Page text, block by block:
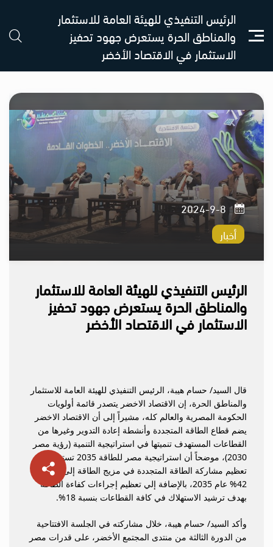
الرئيس التنفيذي للهيئة العامة للاستثمار
والمناطق الحرة يستعرض جهود تحفيز
الاستثمار في الاقتصاد الأخضر
أخبار
8-9-2024
الرئيس التنفيذي للهيئة العامة للاستثمار
والمناطق الحرة يستعرض جهود تحفيز
الاستثمار في الاقتصاد الأخضر
قال السيد/ حسام هيبة، الرئيس التنفيذي للهيئة العامة للاستثمار
والمناطق الحرة، إن الاقتصاد الاخضر يتصدر قائمة أولويات
الحكومة المصرية والعالم كله، مشيراً إلى أن الاقتصاد الاخضر
يضم قطاع الطاقة المتجددة وأنشطة إعادة التدوير وغيرها من
القطاعات المستهدف تنميتها في استراتيجية التنمية (رؤية مصر
2030)، موضحاً أن استراتيجية مصر للطاقة 2035 تستهدف
تعظيم مشاركة الطاقة المتجددة في مزيج الطاقة إلى حوالي
42% عام 2035، بالإضافة إلي تعظيم إجراءات كفاءة الطاقة
بهدف ترشيد الاستهلاك في كافة القطاعات بنسبة 18%.
وأكد السيد/ حسام هيبة، خلال مشاركته في الجلسة الافتتاحية
من الدورة الثالثة من منتدى المجتمع الأخضر، على قدرات مصر